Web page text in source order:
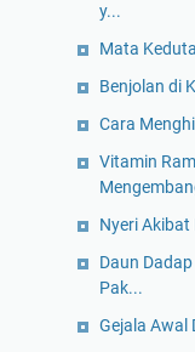
y...
Mata
Benjolan di
Cara
Vitamin
Nyeri Akibat
Daun
Pak...
Gejala Awal